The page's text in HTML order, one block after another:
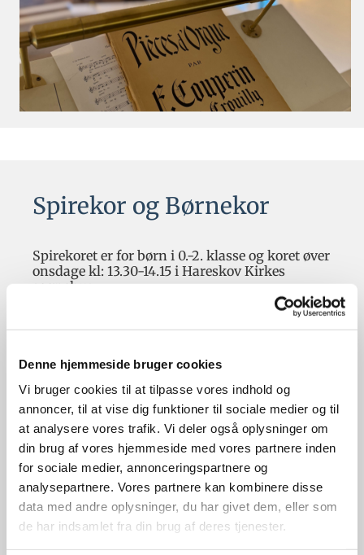
Denne hjemmeside bruger cookies
Vi bruger cookies til at tilpasse vores indhold og
annoncer, til at vise dig funktioner til sociale medier og til
at analysere vores trafik. Vi deler også oplysninger om
din brug af vores hjemmeside med vores partnere inden
for sociale medier, annonceringspartnere og
analysepartnere. Vores partnere kan kombinere disse
data med andre oplysninger, du har givet dem, eller som
de har indsamlet fra din brug af deres tjenester.
Spirekor og Børnekor
Spirekoret er for børn i 0.-2. klasse og koret øver
onsdage kl: 13.30-14.15 i Hareskov Kirkes
sognehus.
onsdage kl: 15.20-16.15 i Hareskov Kirkes
med en legende indgangs-vinkel lærer at synge
rent, holde en rytme og overskue et nodebillede.
Vi arbejder med stemme, drama, rytme og krop
og synger sjove sange og børnevenlige salmer.
Vi øver også improvisation og drama for at
frigøre og styrke den enkeltes musikalitet.
Med tiden indstuderes også spirituals, klassisk
og rytmisk musik.